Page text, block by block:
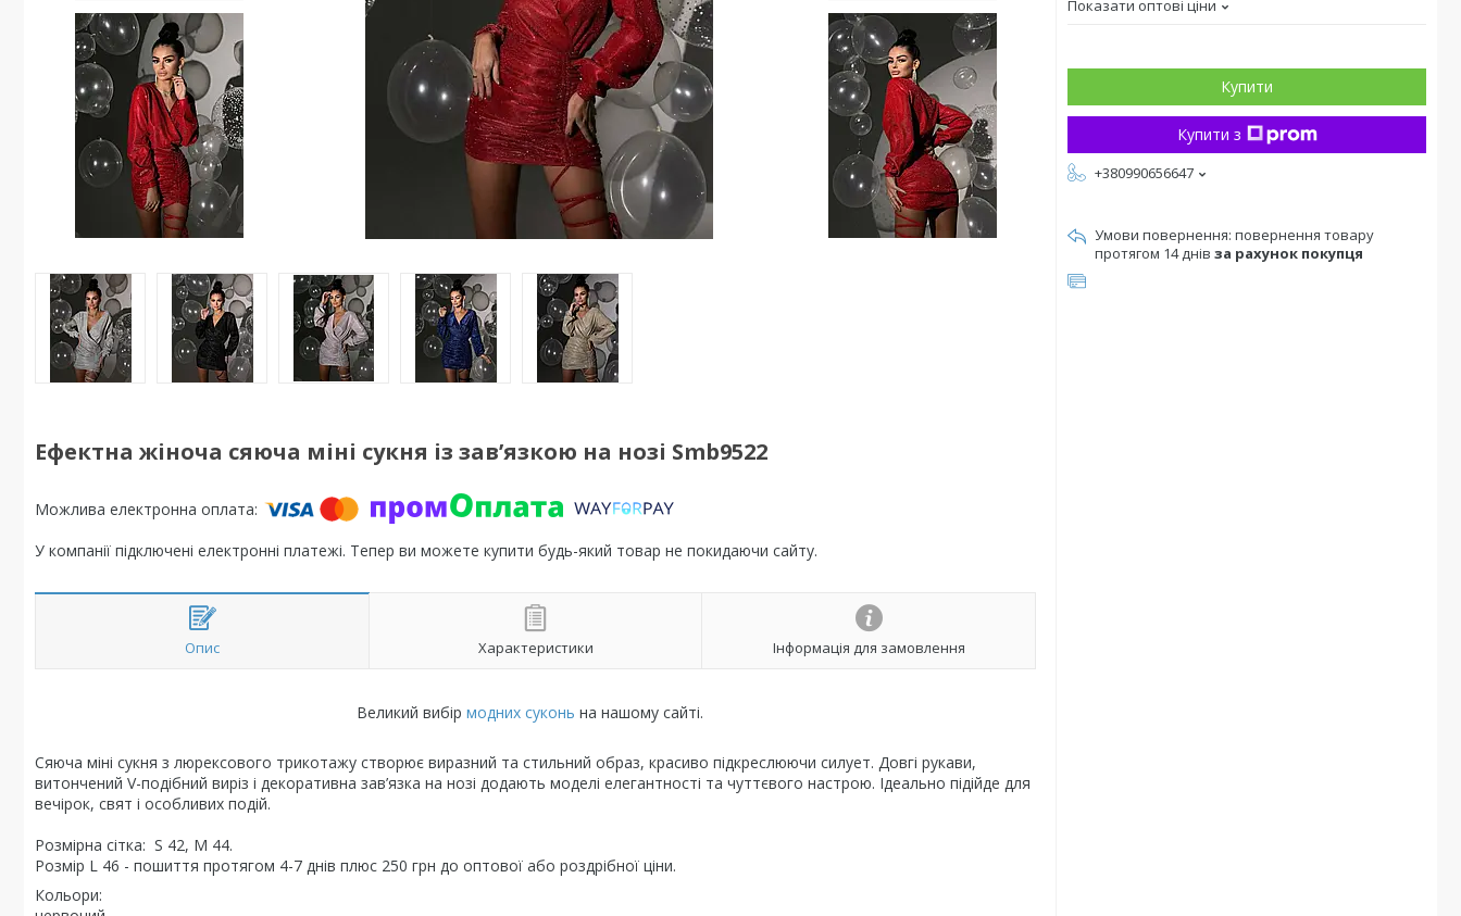
Ефектна жіноча сяюча міні сукня із зав’язкою на нозі Smb9522
У компанії підключені електронні платежі. Тепер ви можете купити будь-який товар не покидаючи сайту.
Опис Характеристики Інформація для замовлення
Великий вибір модних суконь на нашому сайті.
Сяюча міні сукня з люрексового трикотажу створює виразний та стильний образ, красиво підкреслюючи силует. Довгі рукави,
витончений V-подібний виріз і декоративна зав’язка на нозі додають моделі елегантності та чуттєвого настрою. Ідеально підійде для
вечірок, свят і особливих подій.
Розмірна сітка: S 42, М 44.
Розмір L 46 - пошиття протягом 4-7 днів плюс 250 грн до оптової або роздрібної ціни.
Кольори:
Показати оптові ціни
Купити
Купити з
+380990656647
повернення товару
протягом 14 днів за рахунок покупця